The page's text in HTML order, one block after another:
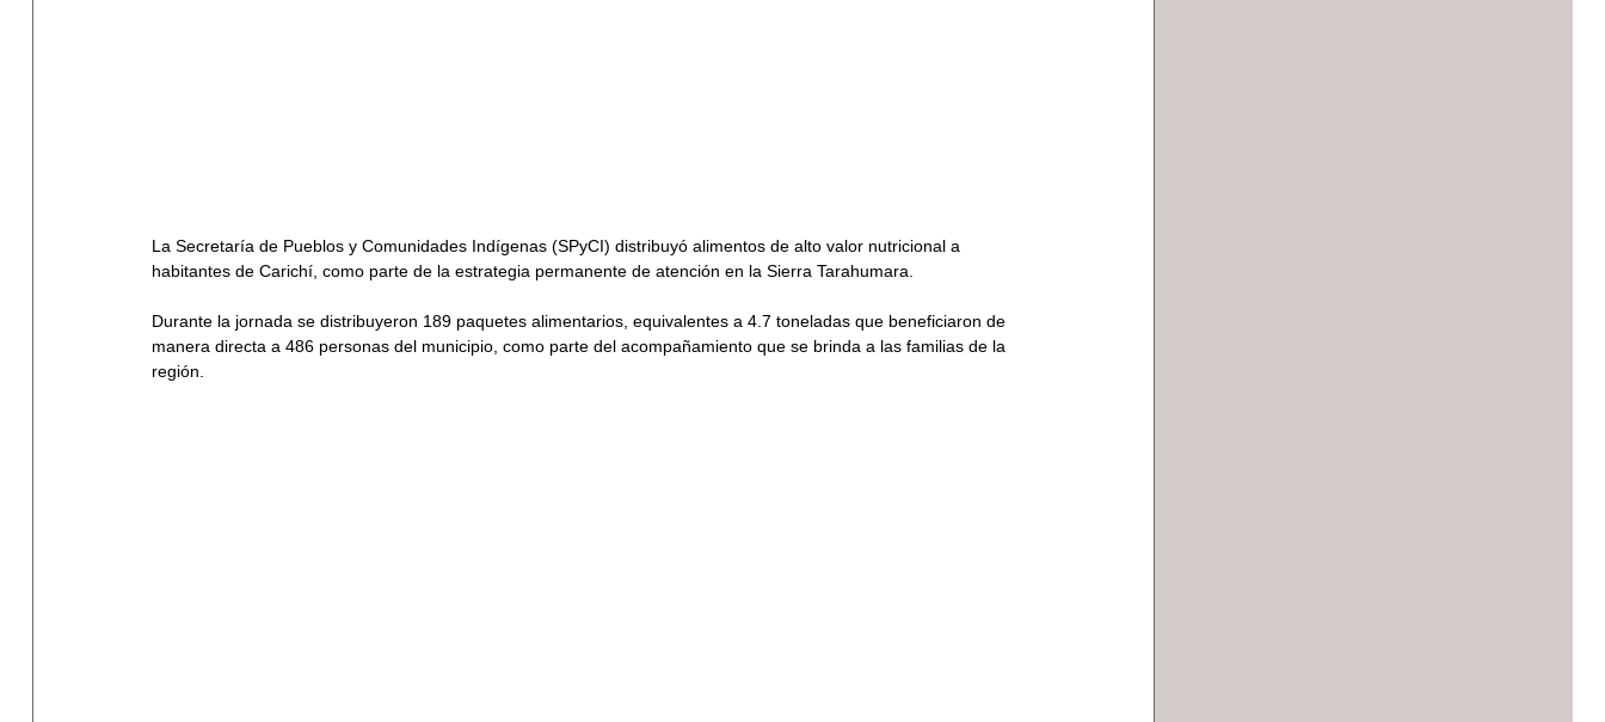
La Secretaría de Pueblos y Comunidades Indígenas (SPyCI) distribuyó alimentos de alto valor nutricional a
habitantes de Carichí, como parte de la estrategia permanente de atención en la Sierra Tarahumara.
Durante la jornada se distribuyeron 189 paquetes alimentarios, equivalentes a 4.7 toneladas que beneficiaron de
manera directa a 486 personas del municipio, como parte del acompañamiento que se brinda a las familias de la
región.